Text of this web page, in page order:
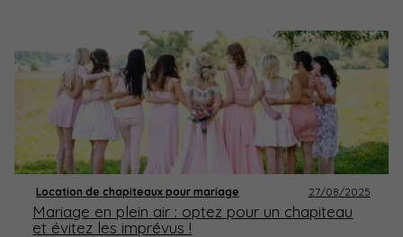
Location de chapiteaux pour mariage 27/08/2025
Mariage en plein air : optez pour un chapiteau
et évitez les imprévus !